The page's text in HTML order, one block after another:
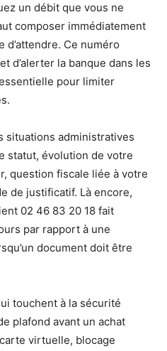
un débit que vous ne
composer immédiatement
d’attendre. Ce numéro
d’alerter la banque dans les
pour limiter
situations administratives
statut, évolution de votre
question fiscale liée à votre
de justificatif. Là encore,
02 46 83 20 18 fait
par rapport à une
document doit être
touchent à la sécurité
plafond avant un achat
virtuelle, blocage